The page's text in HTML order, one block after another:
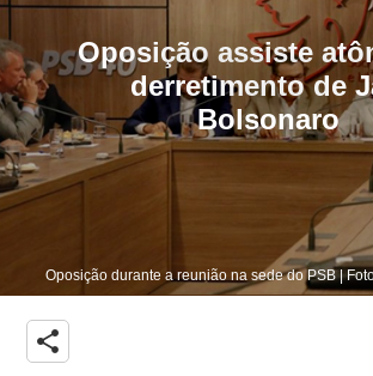
Oposição assiste
derretimento de
Bolsonaro
Oposição durante a reunião na sede do PSB |
share